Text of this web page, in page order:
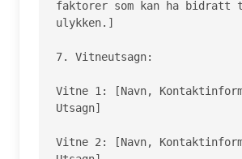
faktorer som kan ha
ulykken.]
7. Vitneutsagn:
Vitne 1: [Navn,
Utsagn]
Vitne 2: [Navn,